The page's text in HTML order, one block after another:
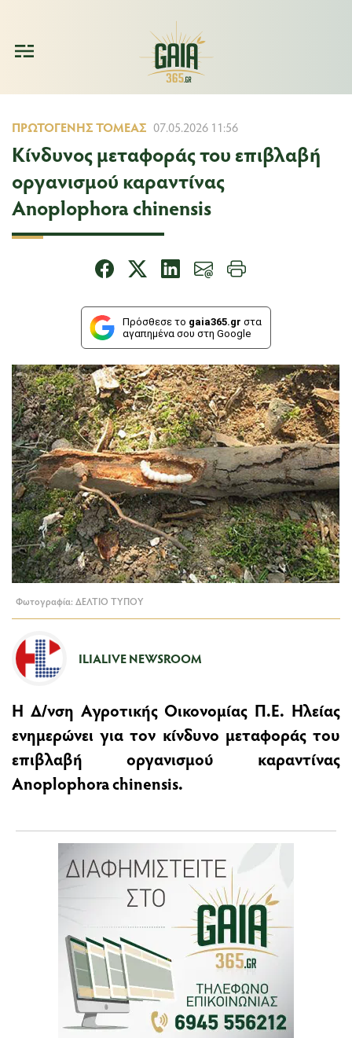
ΠΡΩΤΟΓΕΝΉΣ ΤΟΜΈΑΣ 07.05.2026 11:56
Κίνδυνος μεταφοράς του επιβλαβή
οργανισμού καραντίνας
Anoplophora chinensis
Πρόσθεσε το gaia365.gr στα
αγαπημένα σου στη Google
Φωτογραφία: ΔΕΛΤΙΟ ΤΥΠΟΥ
ILIALIVE NEWSROOM
Η ∆/νση Αγροτικής Οικονομίας Π.Ε. Ηλείας
ενημερώνει για τον κίνδυνο μεταφοράς του
επιβλαβή οργανισμού καραντίνας
Anoplophora chinensis.